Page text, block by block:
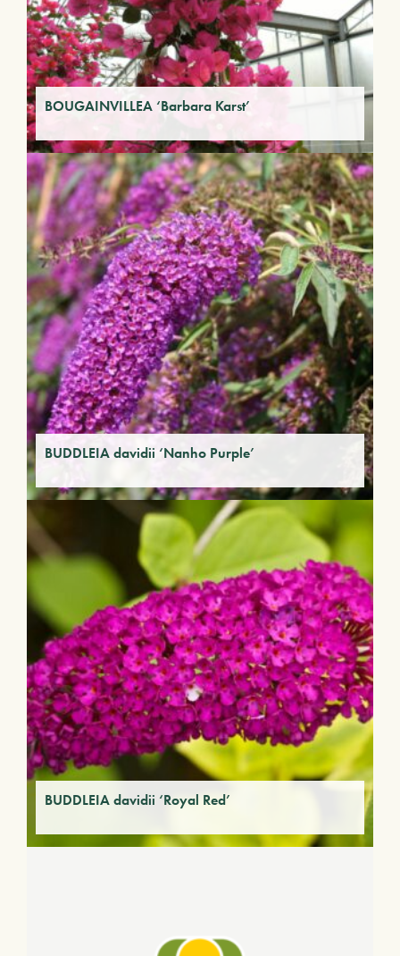
BOUGAINVILLEA ‘Barbara Karst’
BUDDLEIA davidii ‘Nanho Purple’
BUDDLEIA davidii ‘Royal Red’